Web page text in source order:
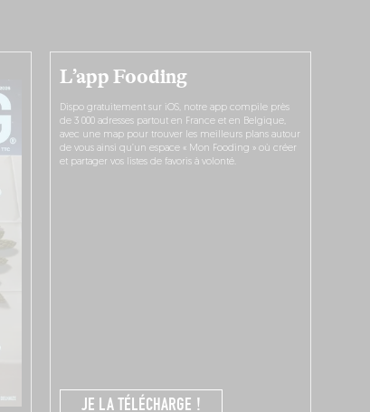
L’app Fooding
Dispo gratuitement sur iOS, notre app compile près
de 3 000 adresses partout en France et en Belgique,
avec une map pour trouver les meilleurs plans autour
de vous ainsi qu’un espace « Mon Fooding » où créer
et partager vos listes de favoris à volonté.
JE LA TÉLÉCHARGE !